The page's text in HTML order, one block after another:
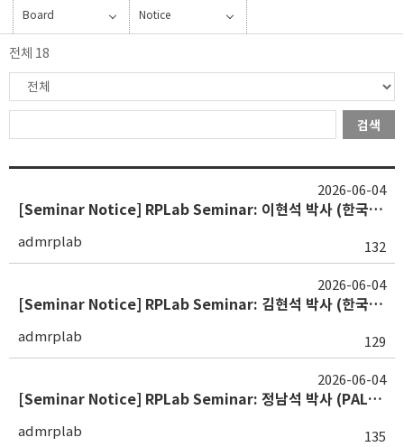
Board Notice
전체 18
검색
[Seminar Notice] RPLab Seminar: 이현석 박사 (한국원자력안전기술원) (260526)
admrplab 132
2026-06-04
[Seminar Notice] RPLab Seminar: 김현석 박사 (한국원자력안전기술원) (260519)
admrplab 129
2026-06-04
[Seminar Notice] RPLab Seminar: 정남석 박사 (PAL) (260512)
admrplab 135
2026-06-04